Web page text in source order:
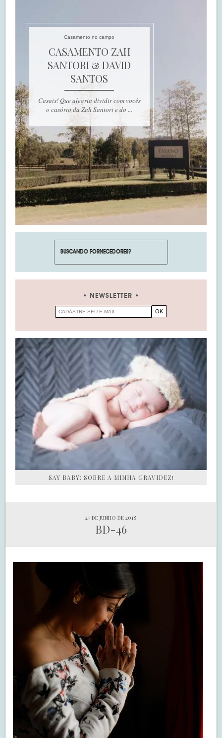
Casamento no campo
CASAMENTO ZAH
SANTORI & DAVID
SANTOS
Casais! Que alegria dividir com vocês
o casório da Zah Santori e do ...
NEWSLETTER
SAY BABY: SOBRE A MINHA GRAVIDEZ!
27 de junho de 2018
BD-46